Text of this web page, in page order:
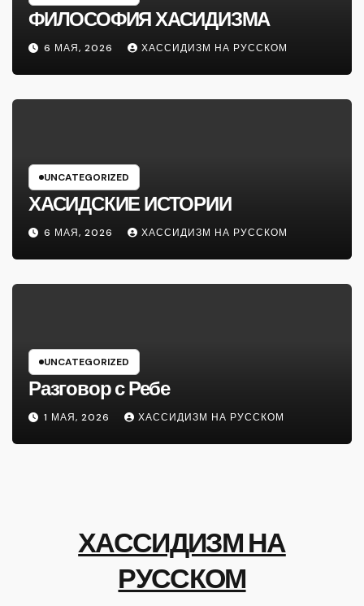
ФИЛОСОФИЯ ХАСИДИЗМА
6 МАЯ, 2026 ХАССИДИЗМ НА РУССКОМ
UNCATEGORIZED
ХАСИДСКИЕ ИСТОРИИ
6 МАЯ, 2026 ХАССИДИЗМ НА РУССКОМ
UNCATEGORIZED
Разговор с Ребе
1 МАЯ, 2026 ХАССИДИЗМ НА РУССКОМ
ХАССИДИЗМ НА
РУССКОМ